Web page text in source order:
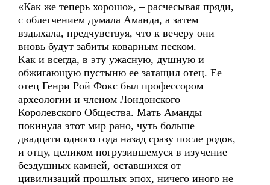
«Как же теперь хорошо», – расчесывая пряди,
с облегчением думала Аманда, а затем
вздыхала, предчувствуя, что к вечеру они
вновь будут забиты коварным песком.
Как и всегда, в эту ужасную, душную и
обжигающую пустыню ее затащил отец. Ее
отец Генри Рой Фокс был профессором
археологии и членом Лондонского
Королевского Общества. Мать Аманды
покинула этот мир рано, чуть больше
двадцати одного года назад сразу после родов,
и отцу, целиком погрузившемуся в изучение
бездушных камней, оставшихся от
цивилизаций прошлых эпох, ничего иного не